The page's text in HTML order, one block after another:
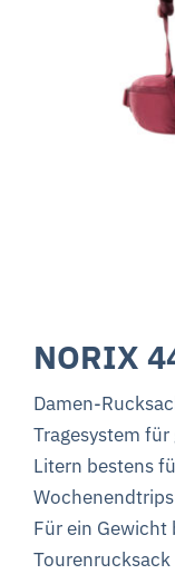
NORIX
Damen-
Tragesystem
Litern bestens
Für ein Gewicht